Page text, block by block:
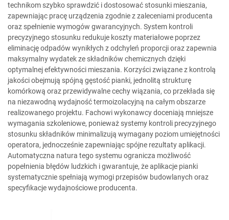
technikom szybko sprawdzić i dostosować stosunki mieszania,
zapewniając pracę urządzenia zgodnie z zaleceniami producenta
oraz spełnienie wymogów gwarancyjnych. System kontroli
precyzyjnego stosunku redukuje koszty materiałowe poprzez
eliminację odpadów wynikłych z odchyleń proporcji oraz zapewnia
maksymalny wydatek ze składników chemicznych dzięki
optymalnej efektywności mieszania. Korzyści związane z kontrolą
jakości obejmują spójną gęstość pianki, jednolitą strukturę
komórkową oraz przewidywalne cechy wiązania, co przekłada się
na niezawodną wydajność termoizolacyjną na całym obszarze
realizowanego projektu. Fachowi wykonawcy doceniają mniejsze
wymagania szkoleniowe, ponieważ systemy kontroli precyzyjnego
stosunku składników minimalizują wymagany poziom umiejętności
operatora, jednocześnie zapewniając spójne rezultaty aplikacji.
Automatyczna natura tego systemu ogranicza możliwość
popełnienia błędów ludzkich i gwarantuje, że aplikacje pianki
systematycznie spełniają wymogi przepisów budowlanych oraz
specyfikacje wydajnościowe producenta.